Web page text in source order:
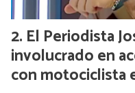
El Periodista
involucrado en
con motociclista